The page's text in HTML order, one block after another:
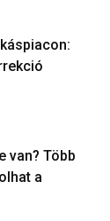
van? Több
a